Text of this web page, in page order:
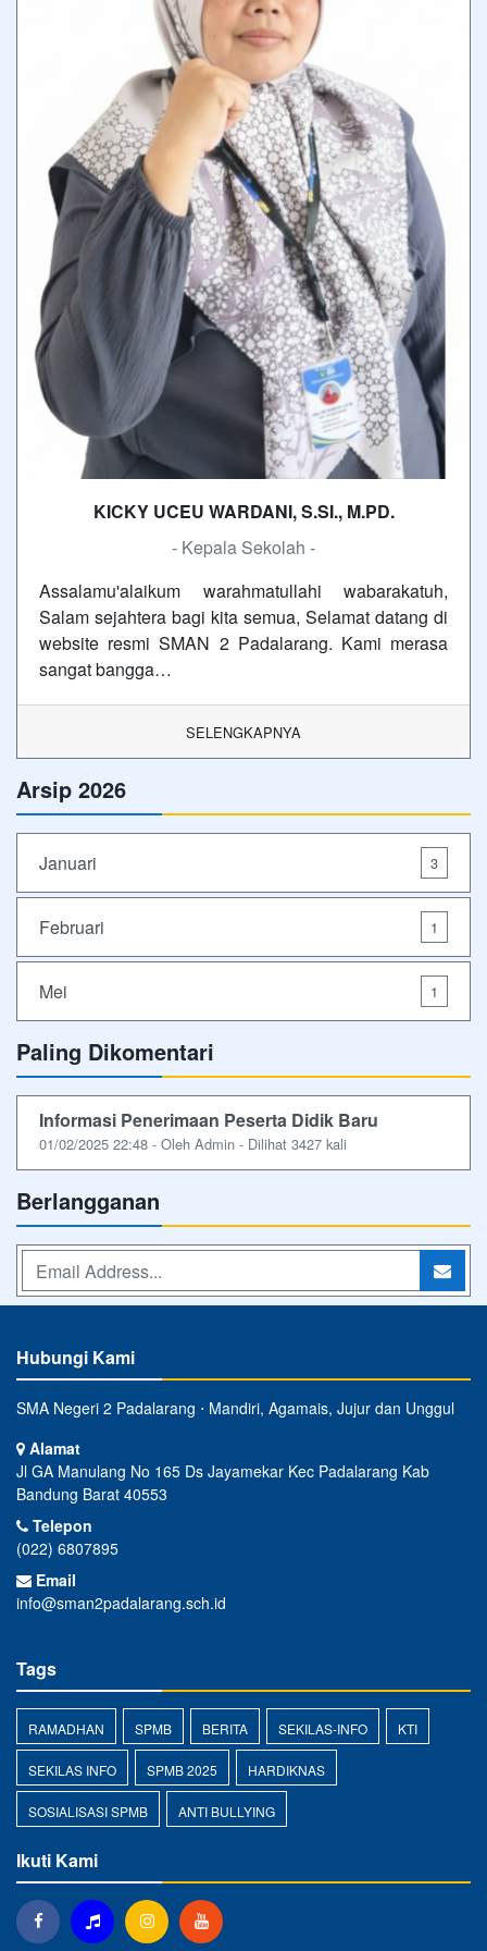
KICKY UCEU WARDANI, S.SI., M.PD.
- Kepala Sekolah -
Assalamu'alaikum warahmatullahi wabarakatuh,
Salam sejahtera bagi kita semua, Selamat datang di
website resmi SMAN 2 Padalarang. Kami merasa
sangat bangga…
SELENGKAPNYA
Arsip 2026
Januari 3
Februari 1
Mei 1
Paling Dikomentari
Informasi Penerimaan Peserta Didik Baru
01/02/2025 22:48 - Oleh Admin - Dilihat 3427 kali
Berlangganan
Hubungi Kami
SMA Negeri 2 Padalarang ⋅ Mandiri, Agamais, Jujur dan Unggul
Alamat
Jl GA Manulang No 165 Ds Jayamekar Kec Padalarang Kab
Bandung Barat 40553
Telepon
(022) 6807895
Email
info@sman2padalarang.sch.id
Tags
RAMADHAN SPMB BERITA SEKILAS-INFO KTI
SEKILAS INFO SPMB 2025 HARDIKNAS
SOSIALISASI SPMB ANTI BULLYING
Ikuti Kami